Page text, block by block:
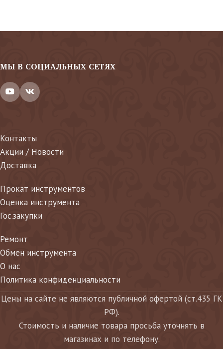
МЫ В СОЦИАЛЬНЫХ СЕТЯХ
Контакты
Акции / Новости
Доставка
Прокат инструментов
Оценка инструмента
Гос.закупки
Ремонт
Обмен инструмента
О нас
Политика конфиденциальности
Цены на сайте не являются публичной офертой (ст.435 ГК
РФ).
Стоимость и наличие товара просьба уточнять в
магазинах и по телефону.